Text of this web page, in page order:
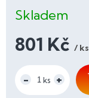
Skladem
801 Kč / ks
cena: